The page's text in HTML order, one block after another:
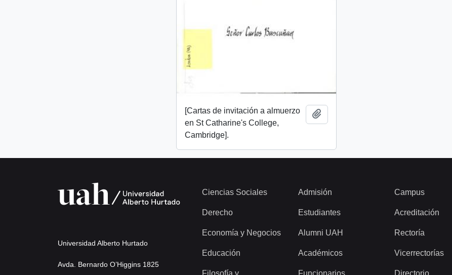
[Cartas de invitación a almuerzo
en St Catharine's College,
Cambridge].
Universidad Alberto Hurtado
Avda. Bernardo O’Higgins 1825
Ciencias Sociales
Derecho
Economía y Negocios
Educación
Filosofía y
Admisión
Estudiantes
Alumni UAH
Académicos
Funcionarios
Campus
Acreditación
Rectoría
Vicerrectorías
Directorio